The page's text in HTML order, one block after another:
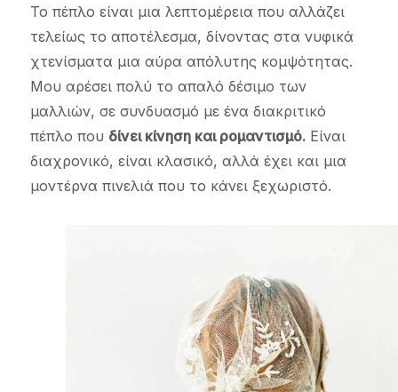
Το πέπλο είναι μια λεπτομέρεια που αλλάζει
τελείως το αποτέλεσμα, δίνοντας στα νυφικά
χτενίσματα μια αύρα απόλυτης κομψότητας.
Μου αρέσει πολύ το απαλό δέσιμο των
μαλλιών, σε συνδυασμό με ένα διακριτικό
πέπλο που δίνει κίνηση και ρομαντισμό.Είναι
διαχρονικό, είναι κλασικό, αλλά έχει και μια
μοντέρνα πινελιά που το κάνει ξεχωριστό.